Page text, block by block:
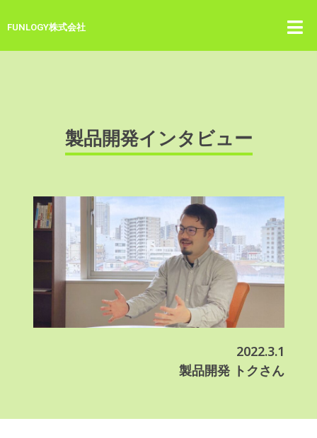
FUNLOGY株式会社
製品開発インタビュー
2022.3.1
製品開発 トクさん